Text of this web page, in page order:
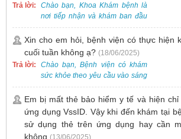
Trả lời:
Chào bạn, Khoa Khám bệnh là
nơi tiếp nhận và khám ban đầu
cho tất cả các trường hợp, bao
gồm cả điều trị mụn. Vì vậy, bạn
cần đăng ký khám tại Khoa
Khám bệnh trước.
Xin cho em hỏi, bệnh viện có thực hiện
cuối tuần không ạ? (18/06/2025)
Trả lời:
Chào bạn, Bệnh viện có khám
sức khỏe theo yêu cầu vào sáng
thứ Bảy. Nếu bạn có nhu cầu, vui
lòng đặt lịch trước để được sắp
xếp thời gian phù hợp.
Em bị mất thẻ bảo hiểm y tế và hiện
ứng dụng VssID. Vậy khi đến khám tại
sử dụng thẻ trên ứng dụng hay cần
không (13/06/2025)